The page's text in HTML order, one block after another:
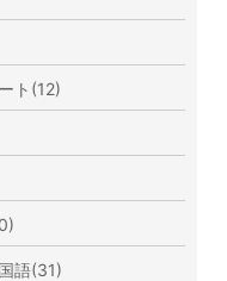
ト(12)
語(31)